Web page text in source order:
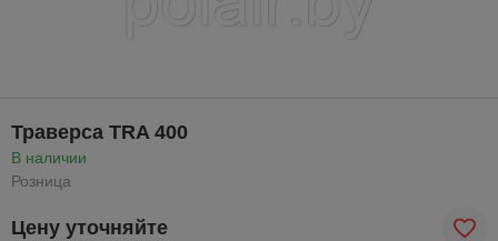
Траверса TRA 400
В наличии
Розница
Цену уточняйте